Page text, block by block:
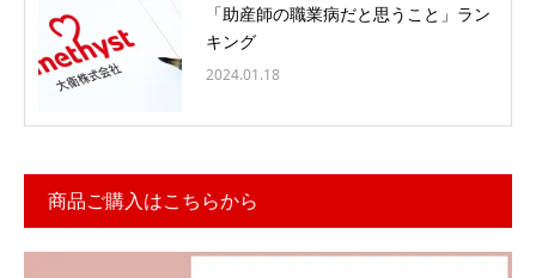
「助産師の職業病だと思うこと」ラン
キング
2024.01.18
商品ご購入はこちらから